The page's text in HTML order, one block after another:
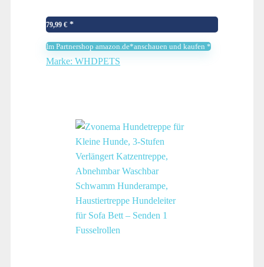
für die Für kleine, mittlere, große Hunde
79,99 €
Im Partnershop amazon.de*anschauen und kaufen *
Marke: WHDPETS